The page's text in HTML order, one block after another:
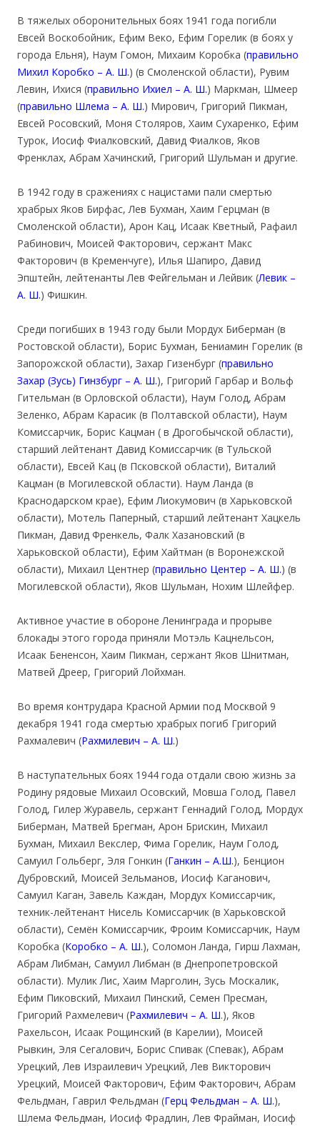
В тяжелых оборонительных боях 1941 года погибли
Евсей Воскобойник, Ефим Веко, Ефим Горелик (в боях у
города Ельня), Наум Гомон, Михаим Коробка (правильно
Михил Коробко – А. Ш.) (в Смоленской области), Рувим
Левин, Ихися (правильно Ихиел – А. Ш.) Маркман, Шмеер
(правильно Шлема – А. Ш.) Мирович, Григорий Пикман,
Евсей Росовский, Моня Столяров, Хаим Сухаренко, Ефим
Турок, Иосиф Фиалковский, Давид Фиалков, Яков
Френклах, Абрам Хачинский, Григорий Шульман и другие.
В 1942 году в сражениях с нацистами пали смертью
храбрых Яков Бирфас, Лев Бухман, Хаим Герцман (в
Смоленской области), Арон Кац, Исаак Кветный, Рафаил
Рабинович, Моисей Факторович, сержант Макс
Факторович (в Кременчуге), Илья Шапиро, Давид
Эпштейн, лейтенанты Лев Фейгельман и Лейвик (Левик –
А. Ш.) Фишкин.
Среди погибших в 1943 году были Мордух Биберман (в
Ростовской области), Борис Бухман, Бениамин Горелик (в
Запорожской области), Захар Гизенбург (правильно
Захар (Зусь) Гинзбург – А. Ш.), Григорий Гарбар и Вольф
Гительман (в Орловской области), Наум Голод, Абрам
Зеленко, Абрам Карасик (в Полтавской области), Наум
Комиссарчик, Борис Кацман ( в Дрогобычской области),
старший лейтенант Давид Комиссарчик (в Тульской
области), Евсей Кац (в Псковской области), Виталий
Кацман (в Могилевской области). Наум Ланда (в
Краснодарском крае), Ефим Лиокумович (в Харьковской
области), Мотель Паперный, старший лейтенант Хацкель
Пикман, Давид Френкель, Фалк Хазановский (в
Харьковской области), Ефим Хайтман (в Воронежской
области), Михаил Центнер (правильно Центер – А. Ш.) (в
Могилевской области), Яков Шульман, Нохим Шлейфер.
Активное участие в обороне Ленинграда и прорыве
блокады этого города приняли Мотэль Кацнельсон,
Исаак Бененсон, Хаим Пикман, сержант Яков Шнитман,
Матвей Дреер, Григорий Лойхман.
Во время контрудара Красной Армии под Москвой 9
декабря 1941 года смертью храбрых погиб Григорий
Рахмалевич (Рахмилевич – А. Ш.)
В наступательных боях 1944 года отдали свою жизнь за
Родину рядовые Михаил Осовский, Мовша Голод, Павел
Голод, Гилер Журавель, сержант Геннадий Голод, Мордух
Биберман, Матвей Брегман, Арон Брискин, Михаил
Бухман, Михаил Векслер, Фима Горелик, Наум Голод,
Самуил Гольберг, Эля Гонкин (Ганкин – А.Ш.), Бенцион
Дубровский, Моисей Зельманов, Иосиф Каганович,
Самуил Каган, Завель Каждан, Мордух Комиссарчик,
техник-лейтенант Нисель Комиссарчик (в Харьковской
области), Семён Комиссарчик, Фроим Комиссарчик, Наум
Коробка (Коробко – А. Ш.), Соломон Ланда, Гирш Лахман,
Абрам Либман, Самуил Либман (в Днепропетровской
области). Мулик Лис, Хаим Марголин, Зусь Москалик,
Ефим Пиковский, Михаил Пинский, Семен Пресман,
Григорий Рахмелевич (Рахмилевич – А. Ш.), Яков
Рахельсон, Исаак Рощинский (в Карелии), Моисей
Рывкин, Эля Сегалович, Борис Спивак (Спевак), Абрам
Урецкий, Лев Израилевич Урецкий, Лев Викторович
Урецкий, Моисей Факторович, Ефим Факторович, Абрам
Фельдман, Гаврил Фельдман (Герц Фельдман – А. Ш.),
Шлема Фельдман, Иосиф Фрадлин, Лев Фрайман, Иосиф